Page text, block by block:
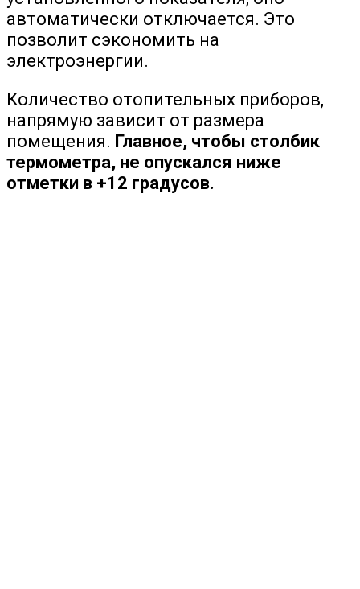
автоматически отключается. Это
позволит сэкономить на
электроэнергии.
Количество отопительных приборов,
напрямую зависит от размера
помещения. Главное, чтобы столбик
термометра, не опускался ниже
отметки в +12 градусов.